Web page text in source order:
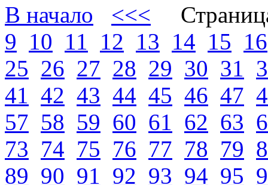
В начало <<<
9 10 11 12 13 14 15 16
25 26 27 28 29 30 31
41 42 43 44 45 46 47
57 58 59 60 61 62 63
73 74 75 76 77 78 79
89 90 91 92 93 94 95